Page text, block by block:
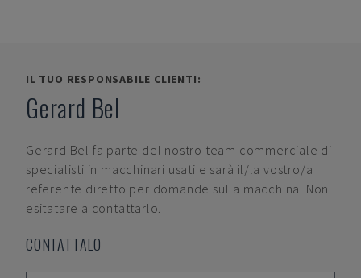
IL TUO RESPONSABILE CLIENTI:
Gerard Bel
Gerard Bel fa parte del nostro team commerciale di
specialisti in macchinari usati e sarà il/la vostro/a
referente diretto per domande sulla macchina. Non
esitatare a contattarlo.
CONTATTALO